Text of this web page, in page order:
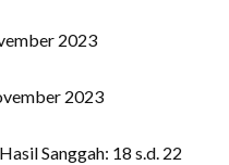
2023
2023
Sanggah: 18 s.d. 22